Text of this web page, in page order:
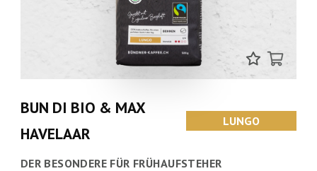
BUN DI BIO & MAX
HAVELAAR
LUNGO
DER BESONDERE FÜR FRÜHAUFSTEHER